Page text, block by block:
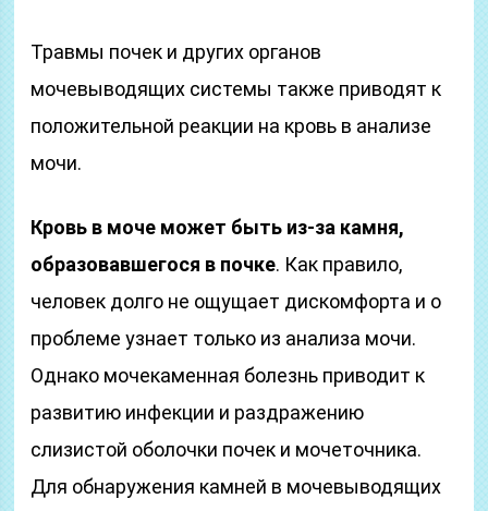
Травмы почек и других органов
мочевыводящих системы также приводят к
положительной реакции на кровь в анализе
мочи.
Кровь в моче может быть из-за камня,
образовавшегося в почке. Как правило,
человек долго не ощущает дискомфорта и о
проблеме узнает только из анализа мочи.
Однако мочекаменная болезнь приводит к
развитию инфекции и раздражению
слизистой оболочки почек и мочеточника.
Для обнаружения камней в мочевыводящих